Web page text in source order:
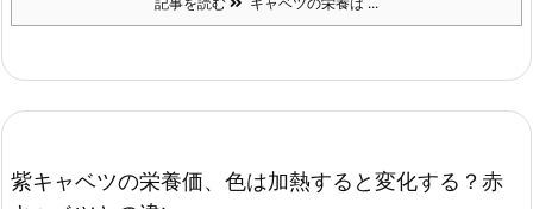
紫キャベツの栄養価、色は加熱すると変化する？赤